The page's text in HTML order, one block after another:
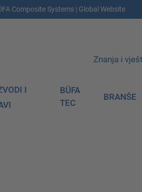
Composite Systems | Global Website
Znanja i
I
BÜFA
TEC
BRANŠE